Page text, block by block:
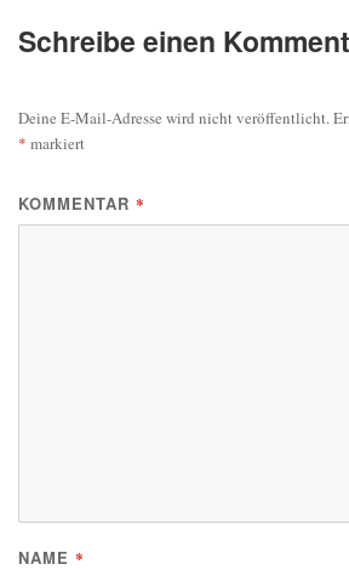
Schreibe einen
Deine E-Mail-Adresse wird nicht veröffentlicht.
* markiert
KOMMENTAR *
NAME *